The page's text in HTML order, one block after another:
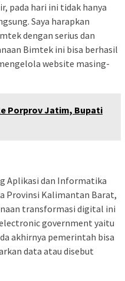
pada hari ini tidak hanya
Saya harapkan
dengan serius dan
Bimtek ini bisa berhasil
website masing-
Porprov Jatim, Bupati
Aplikasi dan Informatika
Provinsi Kalimantan Barat,
transformasi digital ini
government yaitu
akhirnya pemerintah bisa
data atau disebut